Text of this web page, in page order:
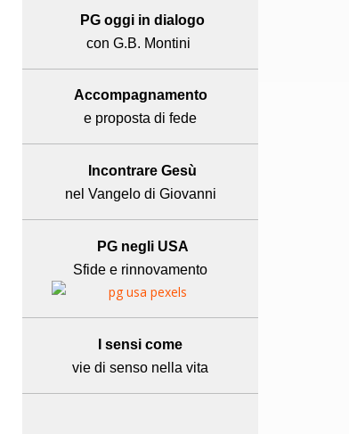
PG oggi in dialogo
con G.B. Montini
Accompagnamento
e proposta di fede
Incontrare Gesù
nel Vangelo di Giovanni
PG negli USA
Sfide e rinnovamento
I sensi come
vie di senso nella vita